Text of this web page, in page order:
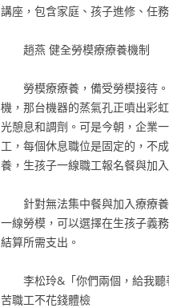
講座，包含家庭、孩子進修、任
趙燕 健全勞模療療養機制
勞模療療養，備受勞模接待
機，那台機器的蒸氣孔正噴出彩
光憩息和調劑。可是今朝，企業
工，每個休息職位是固定的，不
養，生孩子一線職工報名餐與加
針對無法集中餐與加入療療
一線勞模，可以選擇在生孩子義
結算所需支出。
李松玲&「你們兩個，給我
苦職工不花錢體檢